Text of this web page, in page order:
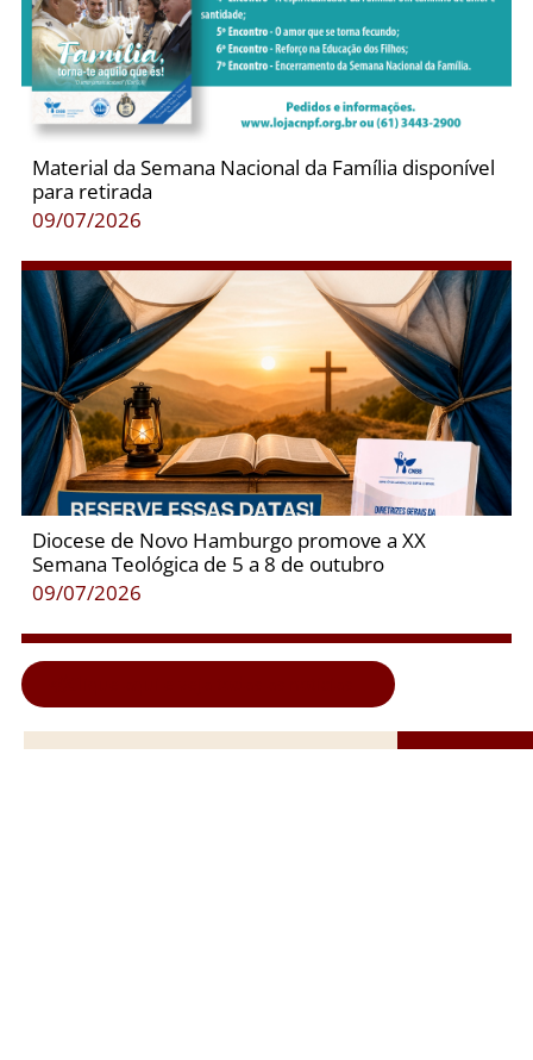
Material da Semana Nacional da Família disponível
para retirada
09/07/2026
Diocese de Novo Hamburgo promove a XX
Semana Teológica de 5 a 8 de outubro
09/07/2026